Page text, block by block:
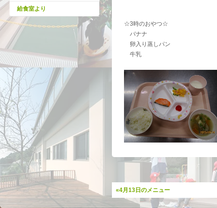
給食室より
☆3時のおやつ☆
バナナ
卵入り蒸しパン
牛乳
«4月13日のメニュー